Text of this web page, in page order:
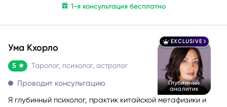
1-я консультация бесплатно
EXCLUSIVE
Глубинный
аналитик
Ума Кхорло
5 Таролог, психолог, астролог
Проводит консультацию
Я глубинный психолог, практик китайской метафизики и